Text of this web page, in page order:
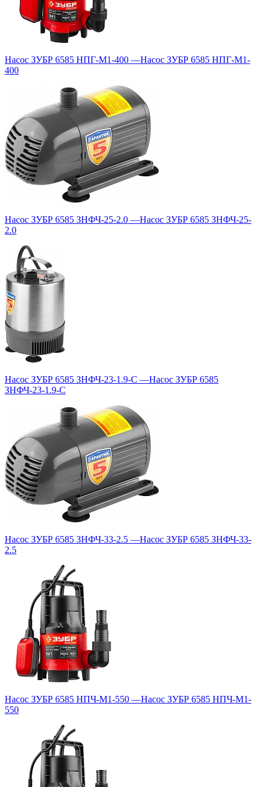
Насос ЗУБР 6585 НПГ-М1-400 —Насос ЗУБР 6585 НПГ-М1-
400
Насос ЗУБР 6585 ЗНФЧ-25-2.0 —Насос ЗУБР 6585 ЗНФЧ-25-
2.0
Насос ЗУБР 6585 ЗНФЧ-23-1.9-С —Насос ЗУБР 6585
ЗНФЧ-23-1.9-С
Насос ЗУБР 6585 ЗНФЧ-33-2.5 —Насос ЗУБР 6585 ЗНФЧ-33-
2.5
Насос ЗУБР 6585 НПЧ-М1-550 —Насос ЗУБР 6585 НПЧ-М1-
550